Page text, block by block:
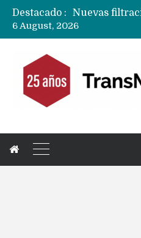
Destacado :
6 August, 2026